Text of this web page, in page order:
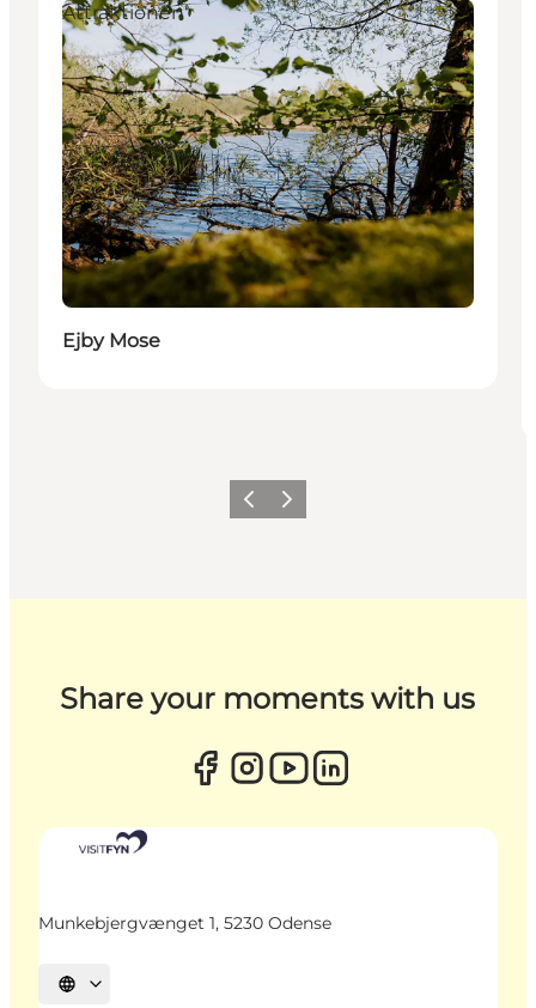
Attraktionen
Ejby Mose
ZurückWeiter
Share your moments with us
Munkebjergvænget 1, 5230 Odense
Sprache auswählen